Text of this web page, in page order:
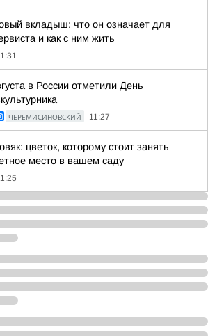
вкладыш: что он означает для
и как с ним жить
в России отметили День
ЧЕРЕМИСИНОВСКИЙ 11:27
цветок, которому стоит занять
место в вашем саду